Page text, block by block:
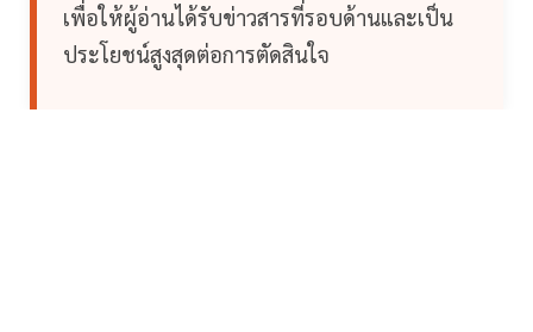
เพื่อให้ผู้อ่านได้รับข่าวสารที่รอบด้านและเป็น
ประโยชน์สูงสุดต่อการตัดสินใจ